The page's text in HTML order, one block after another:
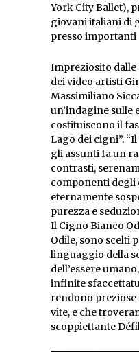
York City Ballet),
giovani italiani di
presso importanti
Impreziosito
dei video artisti
Massimiliano
un’indagine sulle
costituiscono il
Lago dei cigni”.
gli assunti fa un
contrasti,
componenti degli
eternamente
purezza e
Il Cigno Bianco
Odile, sono scelti
linguaggio della
dell’essere
infinite
rendono preziose
vite, e che
scoppiettante